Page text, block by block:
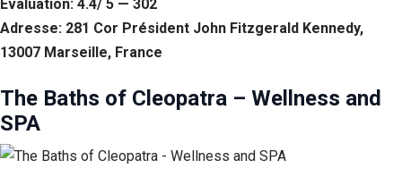
Évaluation: 4.4/ 5 — 302
Adresse: 281 Cor Président John Fitzgerald Kennedy,
13007 Marseille, France
The Baths of Cleopatra – Wellness and
SPA